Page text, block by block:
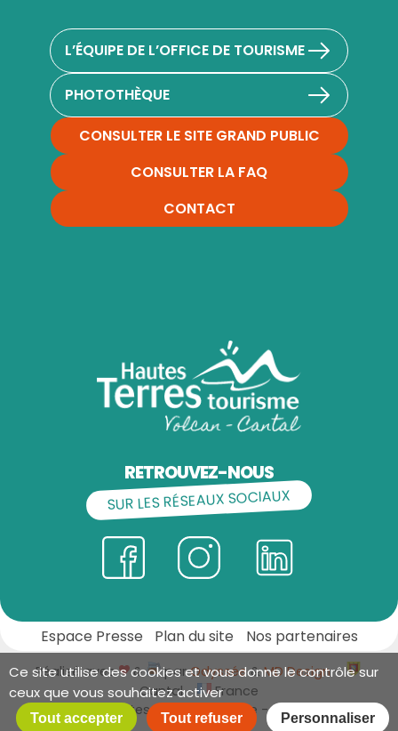
RETROUVEZ-NOUS
SUR LES RÉSEAUX SOCIAUX
L’ÉQUIPE DE L’OFFICE DE TOURISME
PHOTOTHÈQUE
CONSULTER LE SITE GRAND PUBLIC
CONSULTER LA FAQ
CONTACT
Espace Presse Plan du site Nos partenaires
Réalisé avec & parOdyssée&MD Design-
Cantal -
France
©
Hautes Terres Tourisme - Tous droits
Ce site utilise des cookies et vous donne le contrôle sur
ceux que vous souhaitez activer
Tout accepter Tout refuser Personnaliser